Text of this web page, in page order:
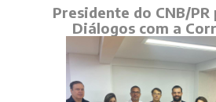
Presidente do CNB/
Diálogos com a